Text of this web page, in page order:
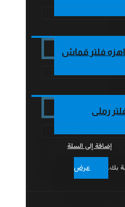
فلتر قماش
رملى
إضافة إلى السلة
بك.
عرض